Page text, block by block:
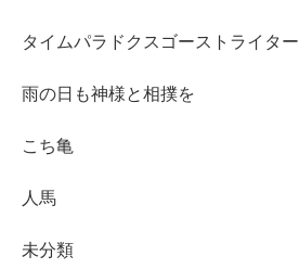
タイムパラドクスゴーストライター
雨の日も神様と相撲を
こち亀
人馬
未分類